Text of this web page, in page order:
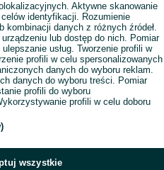
Aktywne skanowanie
identyfikacji. Rozumienie
kombinacji danych z różnych źródeł.
lub dostęp do nich. Pomiar
usług. Tworzenie profili w
profili w celu spersonalizowanych
danych do wyboru reklam.
danych do wyboru treści. Pomiar
profili do wyboru
profili w celu doboru
wszystkie